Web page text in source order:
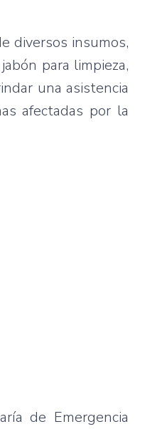
diversos insumos,
para limpieza,
una asistencia
afectadas por la
de Emergencia